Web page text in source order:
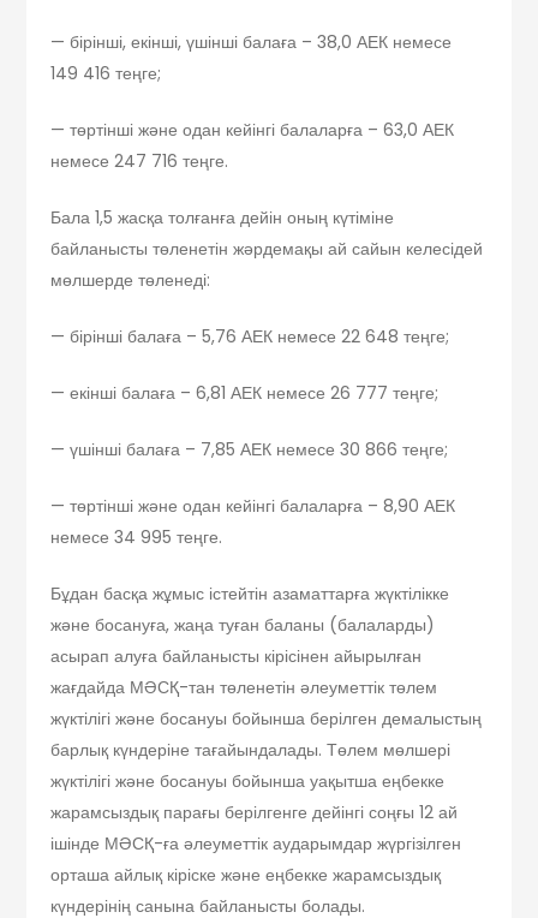
— бірінші, екінші, үшінші балаға – 38,0 АЕК немесе
149 416 теңге;
— төртінші және одан кейінгі балаларға – 63,0 АЕК
немесе 247 716 теңге.
Бала 1,5 жасқа толғанға дейін оның күтіміне
байланысты төленетін жәрдемақы ай сайын келесідей
мөлшерде төленеді:
— бірінші балаға – 5,76 АЕК немесе 22 648 теңге;
— екінші балаға – 6,81 АЕК немесе 26 777 теңге;
— үшінші балаға – 7,85 АЕК немесе 30 866 теңге;
— төртінші және одан кейінгі балаларға – 8,90 АЕК
немесе 34 995 теңге.
Бұдан басқа жұмыс істейтін азаматтарға жүктілікке
және босануға, жаңа туған баланы (балаларды)
асырап алуға байланысты кірісінен айырылған
жағдайда МӘСҚ-тан төленетін әлеуметтік төлем
жүктілігі және босануы бойынша берілген демалыстың
барлық күндеріне тағайындалады. Төлем мөлшері
жүктілігі және босануы бойынша уақытша еңбекке
жарамсыздық парағы берілгенге дейінгі соңғы 12 ай
ішінде МӘСҚ-ға әлеуметтік аударымдар жүргізілген
орташа айлық кіріске және еңбекке жарамсыздық
күндерінің санына байланысты болады.